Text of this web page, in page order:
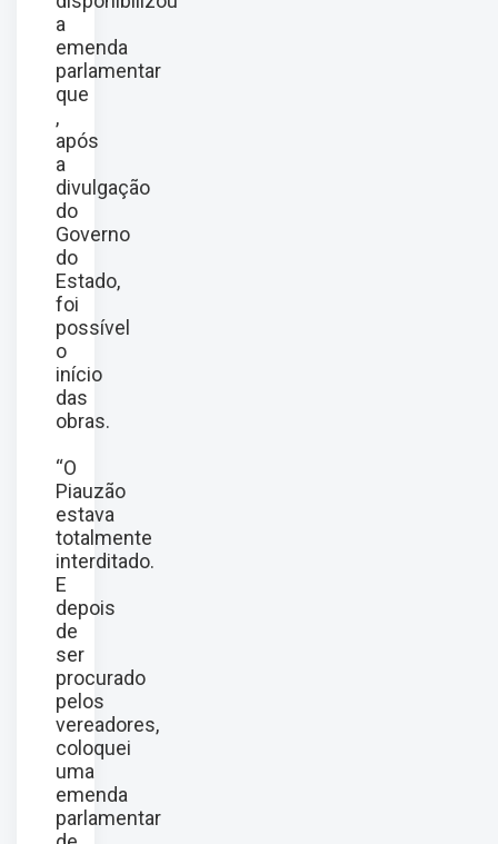
a
emenda
parlamentar
que
,
após
a
divulgação
do
Governo
do
Estado,
foi
possível
o
início
das
obras.
“O
Piauzão
estava
totalmente
interditado.
E
depois
de
ser
procurado
pelos
vereadores,
coloquei
uma
emenda
parlamentar